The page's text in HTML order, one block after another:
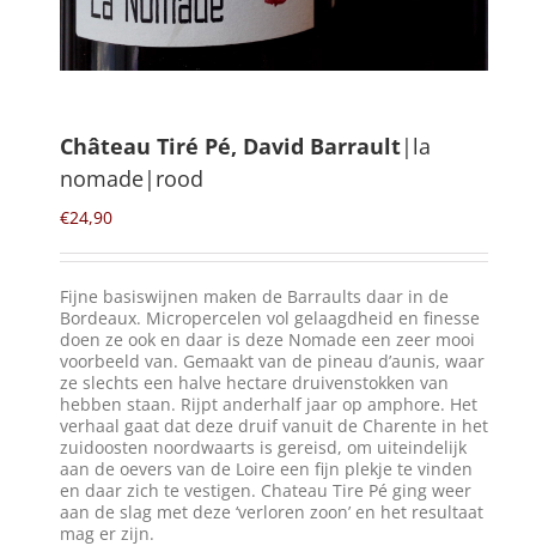
Mijn Account
Zoeken
NL
Château Tiré Pé, David Barrault|la
nomade|rood
€24,90
Fijne basiswijnen maken de Barraults daar in de
Bordeaux. Micropercelen vol gelaagdheid en finesse
doen ze ook en daar is deze Nomade een zeer mooi
voorbeeld van. Gemaakt van de pineau d’aunis, waar
ze slechts een halve hectare druivenstokken van
hebben staan. Rijpt anderhalf jaar op amphore. Het
verhaal gaat dat deze druif vanuit de Charente in het
zuidoosten noordwaarts is gereisd, om uiteindelijk
aan de oevers van de Loire een fijn plekje te vinden
en daar zich te vestigen. Chateau Tire Pé ging weer
aan de slag met deze ‘verloren zoon’ en het resultaat
mag er zijn.